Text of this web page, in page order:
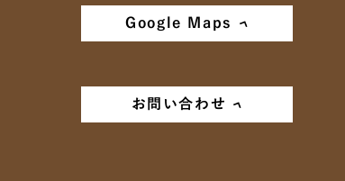
Google Maps
お問い合わせ